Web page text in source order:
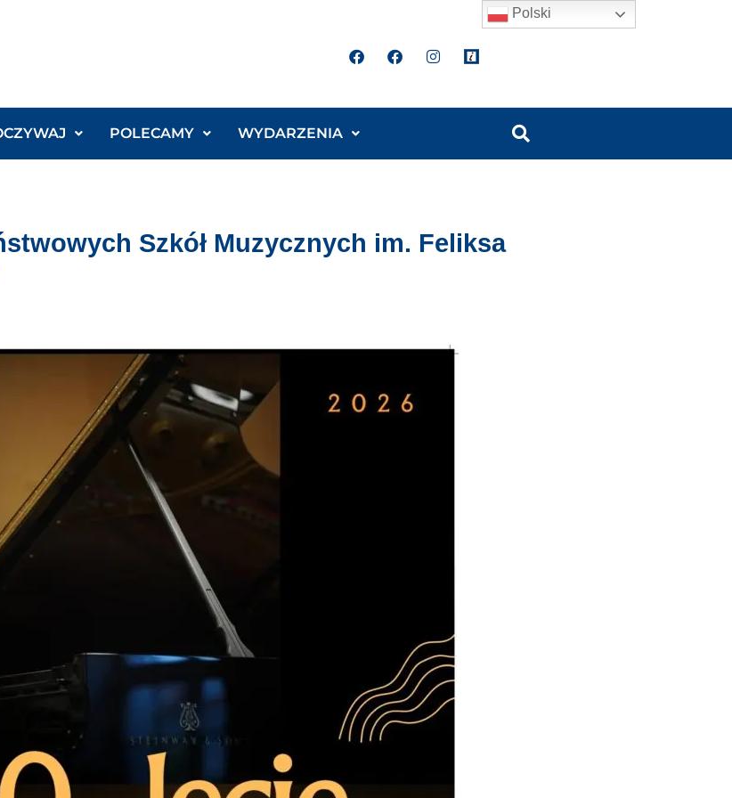
POLECAMY WYDARZENIA
Szkół Muzycznych im. Feliksa
Polski